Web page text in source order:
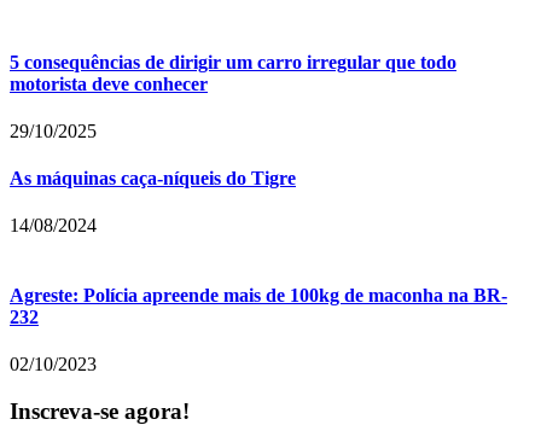
5 consequências de dirigir um carro irregular que todo
motorista deve conhecer
29/10/2025
As máquinas caça-níqueis do Tigre
14/08/2024
Agreste: Polícia apreende mais de 100kg de maconha na BR-
232
02/10/2023
Inscreva-se agora!